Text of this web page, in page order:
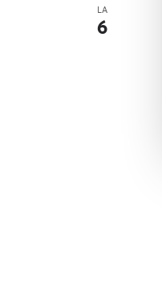
LA
6